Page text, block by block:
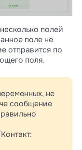
полей
поле не
отправится по
поля.
не
сообщение